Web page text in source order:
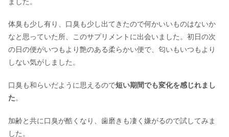
体臭も少し有り、口臭も少し出てきたので何かいいものはないか
なと思っていた所、このサプリメントに出会いました。初日の次
の日の便がいつもより艶のある柔らかい便で、匂いもいつもより
しない気がしました。
口臭も和らいだように思えるので短い期間でも変化を感じれまし
た。
加齢と共に口臭が酷くなり、歯磨きも凄く嫌がるので試してみま
した。